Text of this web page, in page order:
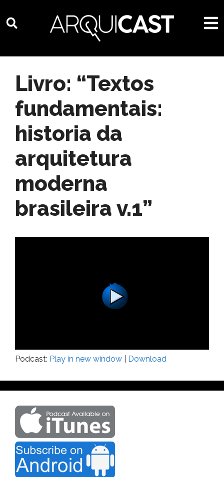
Livro: “Textos
fundamentais:
historia da
arquitetura
moderna
brasileira v.1”
Podcast: Play in new window Download